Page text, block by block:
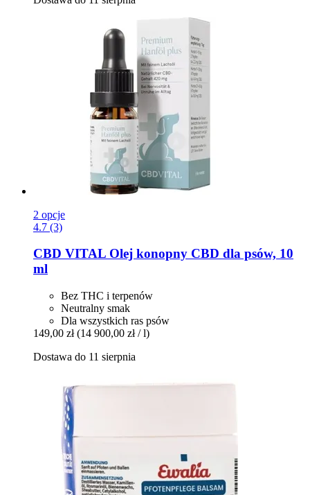
2 opcje
4.7 (3)
CBD VITAL Olej konopny CBD dla psów, 10
ml
Bez THC i terpenów
Neutralny smak
Dla wszystkich ras psów
149,00 zł (14 900,00 zł / l)
Dostawa do 11 sierpnia